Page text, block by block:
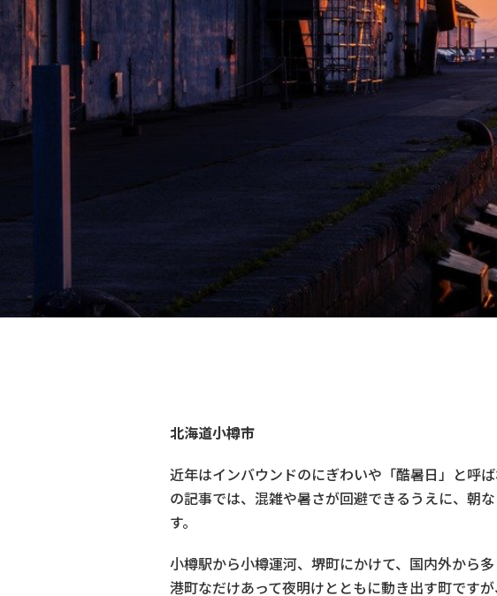
北海道小樽市
近年はインバウンドのにぎわいや「酷暑日」と呼
の記事では、混雑や暑さが回避できるうえに、朝
す。
小樽駅から小樽運河、堺町にかけて、国内外から多
港町なだけあって夜明けとともに動き出す町です